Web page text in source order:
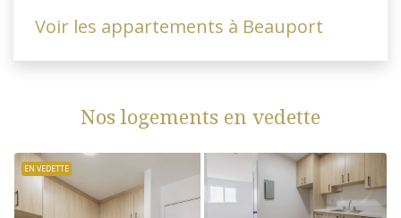
Voir les appartements à Beauport
Nos logements en vedette
EN VEDETTE